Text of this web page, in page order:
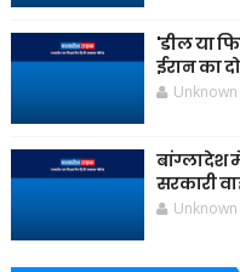
'डील या
ईरान का
Unknown
बांग्लादेश
सरकारी
Unknown